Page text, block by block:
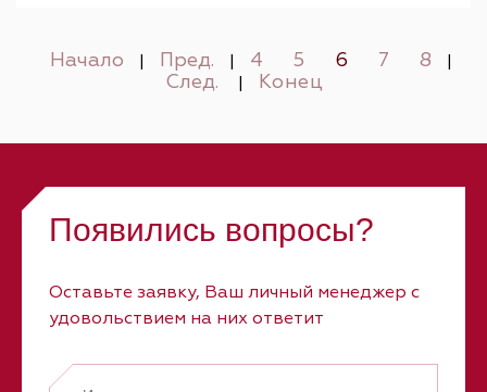
Начало Пред. 4 5 6 7 8
След. Конец
Появились вопросы?
Оставьте заявку, Ваш личный менеджер с
удовольствием на них ответит